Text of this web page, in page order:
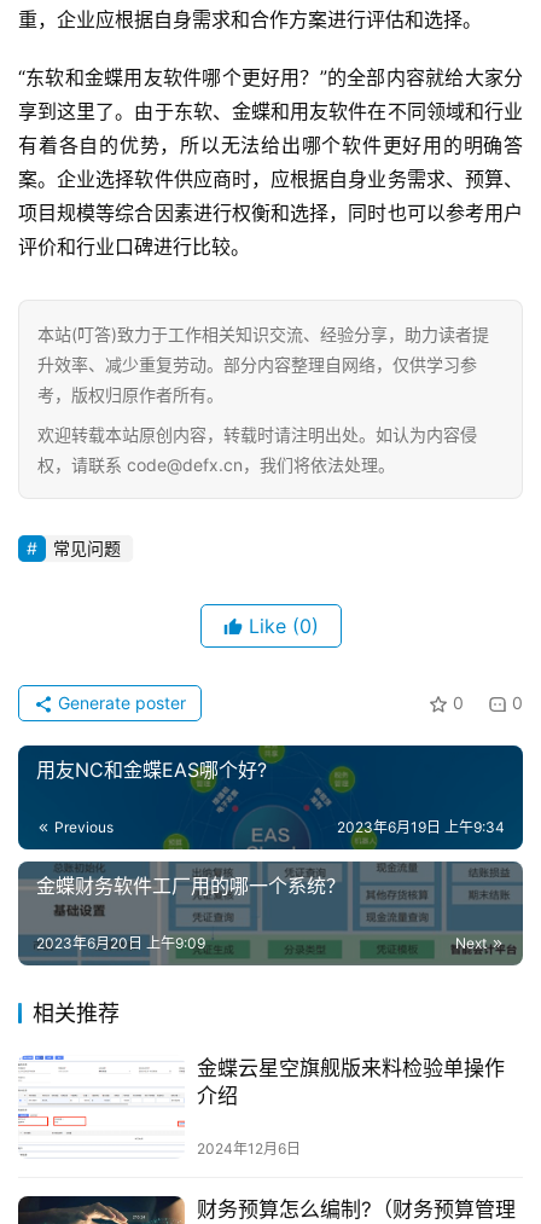
首
分
类
快
讯
问
答
Sign in Sign up
重，企业应根据自身需求和合作方案进行评估和选择。
“东软和金蝶用友软件哪个更好用？”的全部内容就给大家分
享到这里了。由于东软、金蝶和用友软件在不同领域和行业
有着各自的优势，所以无法给出哪个软件更好用的明确答
案。企业选择软件供应商时，应根据自身业务需求、预算、
项目规模等综合因素进行权衡和选择，同时也可以参考用户
评价和行业口碑进行比较。
本站(叮答)致力于工作相关知识交流、经验分享，助力读者提
升效率、减少重复劳动。部分内容整理自网络，仅供学习参
考，版权归原作者所有。
欢迎转载本站原创内容，转载时请注明出处。如认为内容侵
权，请联系 code@defx.cn，我们将依法处理。
常见问题
Like (0)
0 0
Generate poster
用友NC和金蝶EAS哪个好?
Previous 2023年6月19日 上午9:34
金蝶财务软件工厂用的哪一个系统？
Next
2023年6月20日 上午9:09
相关推荐
金蝶云星空旗舰版来料检验单操作
介绍
2024年12月6日
财务预算怎么编制?（财务预算管理